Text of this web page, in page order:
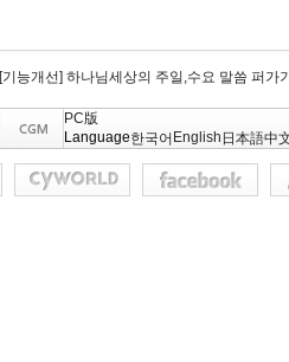
[기능개선] 하나님세상의 주일,수요 말씀 퍼가
PC版
Language한국어 English 日本語中